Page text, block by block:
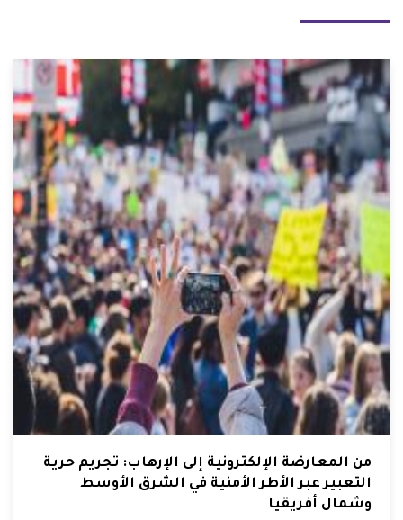
من المعارضة الإلكترونية إلى الإرهاب: تجريم حرية
التعبير عبر الأطر الأمنية في الشرق الأوسط
وشمال أفريقيا